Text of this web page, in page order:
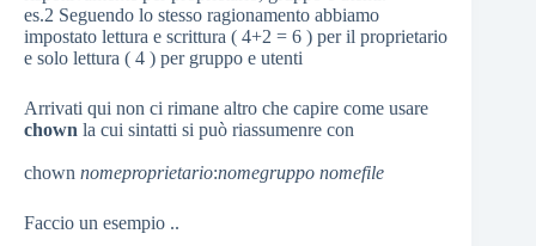
es.2 Seguendo lo stesso ragionamento abbiamo
impostato lettura e scrittura ( 4+2 = 6 ) per il proprietario
e solo lettura ( 4 ) per gruppo e utenti
Arrivati qui non ci rimane altro che capire come usare
chown la cui sintatti si può riassumenre con
chown nomeproprietario:nomegruppo nomefile
Faccio un esempio ..